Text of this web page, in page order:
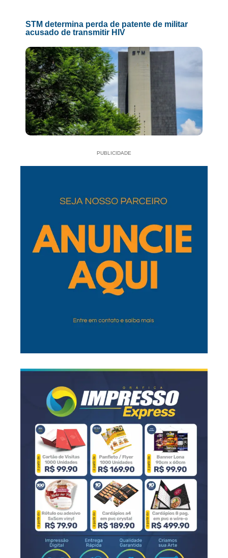
STM determina perda de patente de militar
acusado de transmitir HIV
PUBLICIDADE